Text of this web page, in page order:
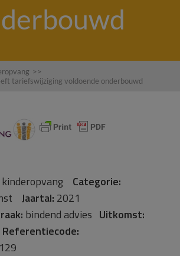
>>
tariefswijziging voldoende onderbouwd
kinderopvang Categorie:
Jaartal: 2021
bindend advies Uitkomst:
Referentiecode: